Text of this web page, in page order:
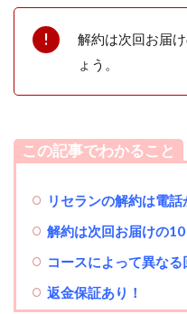
解約は次回お届
ょう。
この記事でわかること
リセランの解約は電
解約は次回お届けの10
コースによって異なる
返金保証あり！